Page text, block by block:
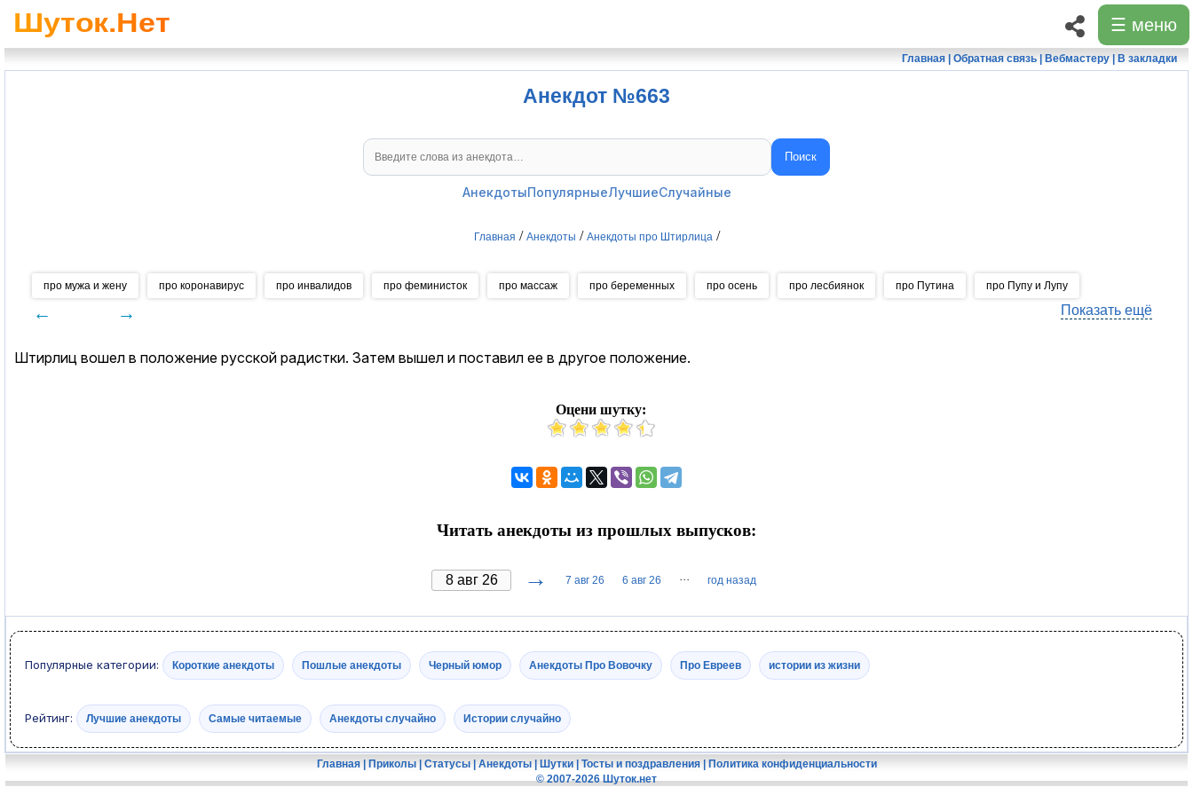
☰ меню
Главная| Обратная связь| Вебмастеру| В закладки
Анекдот №663
Поиск
АнекдотыПопулярныеЛучшиеСлучайные
Главная / Анекдоты / Анекдоты про Штирлица /
про мужа и жену про коронавирус про инвалидов про феминисток про массаж про беременных про осень про лесбиянок про Путина про Пупу и Лупу
← → Показать ещё
Штирлиц вошел в положение русской радистки. Затем вышел и поставил ее в другое положение.
Оцени шутку:
Читать анекдоты из прошлых выпусков:
→ 7 авг 26 6 авг 26 ··· год назад
Популярные категории: Короткие анекдоты Пошлые анекдоты Черный юмор Анекдоты Про Вовочку Про Евреев истории из жизни
Рейтинг: Лучшие анекдоты Самые читаемые Анекдоты случайно Истории случайно
Главная| Приколы| Статусы| Анекдоты| Шутки| Тосты и поздравления| Политика конфиденциальности
© 2007-2026 Шуток.нет